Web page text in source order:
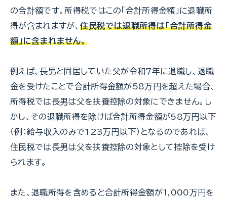
の合計額です。所得税ではこの「合計所得金額」に退職所
得が含まれますが、 住民税では退職所得は「合計所得金
額」に含まれません。
例えば、長男と同居していた父が令和７年に退職し、退職
金を受けたことで合計所得金額が58万円を超えた場合、
所得税では長男は父を扶養控除の対象にできません。し
かし、その退職所得を除けば合計所得金額が58万円以下
（例：給与収入のみで123万円以下）となるのであれば、
住民税では長男は父を扶養控除の対象として控除を受け
られます。
また、退職所得を含めると合計所得金額が1,000万円を